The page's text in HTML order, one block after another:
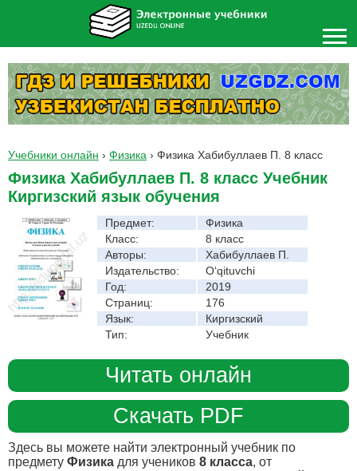
Учебники онлайн › Физика › Физика Хабибуллаев П. 8 класс
Физика Хабибуллаев П. 8 класс Учебник
Киргизский язык обучения
Предмет:
Физика
Класс:
8 класс
Авторы:
Хабибуллаев П.
Издательство:
O‘qituvchi
Год:
2019
Страниц:
176
Язык:
Киргизский
Тип:
Учебник
Читать онлайн
Скачать PDF
Здесь вы можете найти электронный учебник по
предмету Физика для учеников 8 класса, от